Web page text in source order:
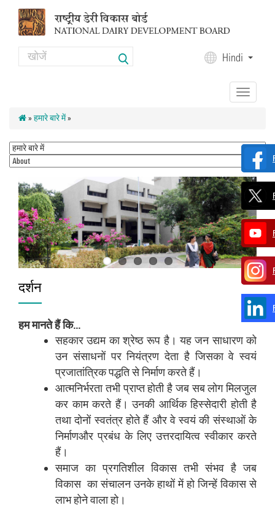
Search Hindi
Toggle
navigation
» हमारे बारे में»
दर्शन
हम मानते हैं कि...
सहकार उद्यम का श्रेष्ठ रूप है। यह जन साधारण को
उन संसाधनों पर नियंत्रण देता है जिसका वे स्वयं
प्रजातांत्रिक पद्धति से निर्माण करते हैं।
आत्मनिर्भरता तभी प्राप्त होती है जब सब लोग मिलजुल
कर काम करते हैं। उनकी आर्थिक हिस्सेदारी होती है
तथा दोनों स्वतंत्र होते हैं और वे स्वयं की संस्थाओं के
निर्माणऔर प्रबंध के लिए उत्तरदायित्व स्वीकार करते
हैं।
समाज का प्रगतिशील विकास तभी संभव है जब
विकास का संचालन उनके हाथों में हो जिन्हें विकास से
लाभ होने वाला हो।